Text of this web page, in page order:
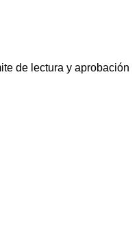
de lectura y aprobación